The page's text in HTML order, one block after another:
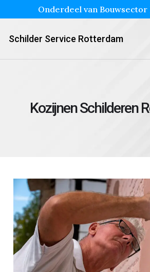
Onderdeel van
Schilder Service Rotterdam
Kozijnen Schilderen